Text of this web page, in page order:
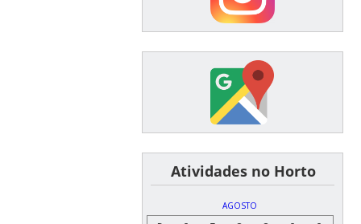
͏ ͏ ͏ ͏ ͏ ͏Atividades no Horto
AGOSTO